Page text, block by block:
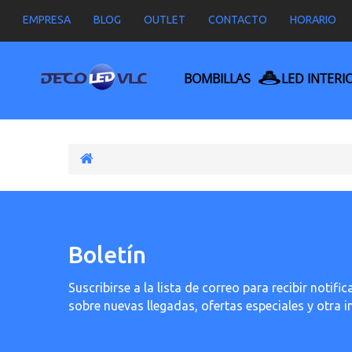
EMPRESA BLOG OUTLET CONTACTO HORARIO
BOMBILLAS LED
Boletín
Suscribirse a la lista de correo para recibir
sobre nuevas llegadas, ofertas especiales y otra